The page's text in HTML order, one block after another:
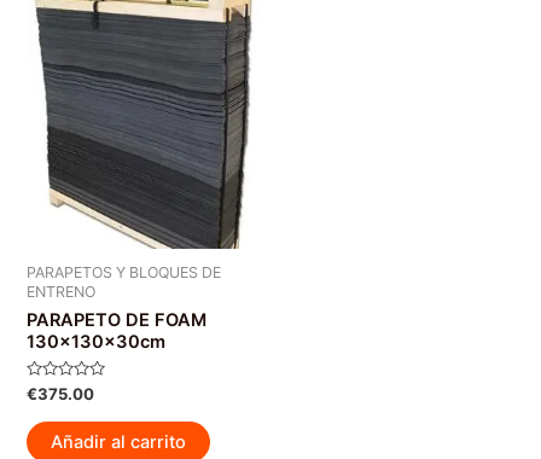
PARAPETOS Y BLOQUES DE
ENTRENO
PARAPETO DE FOAM
130x130x30cm
Valorado
de
5
€375.00
Añadir al carrito